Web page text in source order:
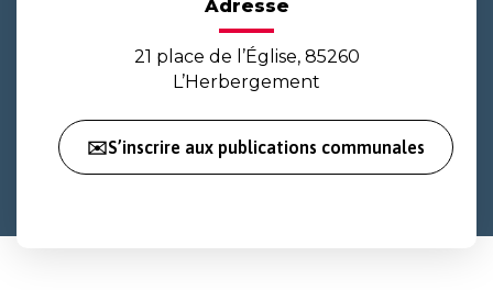
Adresse
21 place de l’Église, 85260
L’Herbergement
✉️S’inscrire aux publications communales